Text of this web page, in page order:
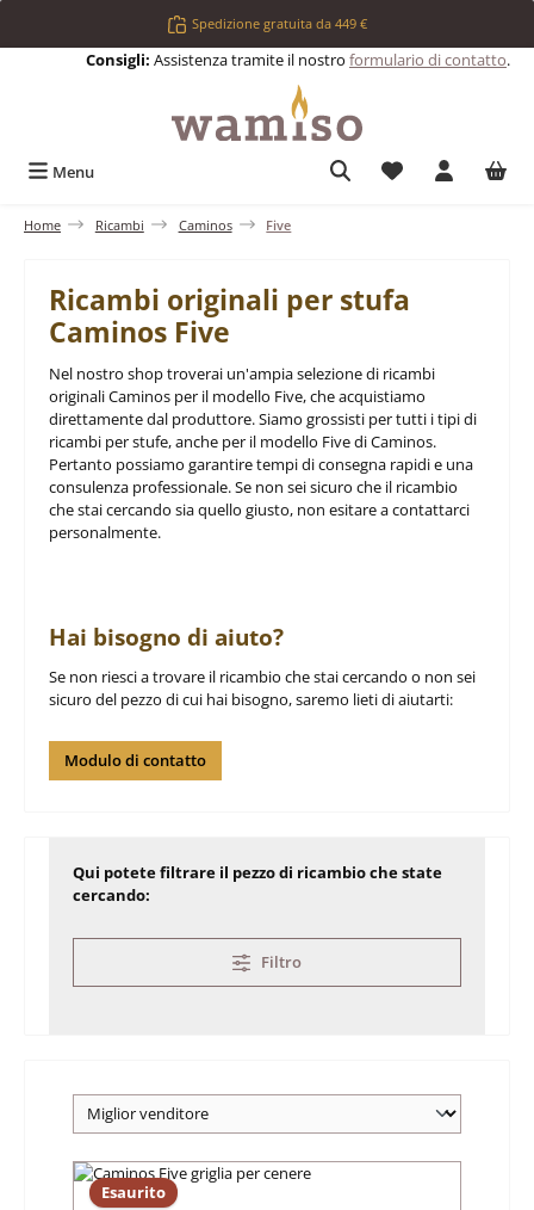
Passa al contenuto principaleSpedizione gratuita da 449 €
Consigli: Assistenza tramite il nostro formulario di contatto.
Menu Hai 0 articoli
Home Ricambi Caminos Five
Ricambi originali per stufa
Caminos Five
Nel nostro shop troverai un'ampia selezione di ricambi
originali Caminos per il modello Five, che acquistiamo
direttamente dal produttore. Siamo grossisti per tutti i tipi di
ricambi per stufe, anche per il modello Five di Caminos.
Pertanto possiamo garantire tempi di consegna rapidi e una
consulenza professionale. Se non sei sicuro che il ricambio
che stai cercando sia quello giusto, non esitare a contattarci
personalmente.
Hai bisogno di aiuto?
Se non riesci a trovare il ricambio che stai cercando o non sei
sicuro del pezzo di cui hai bisogno, saremo lieti di aiutarti:
Modulo di contatto
Qui potete filtrare il pezzo di ricambio che state
cercando:
Filtro
Esaurito